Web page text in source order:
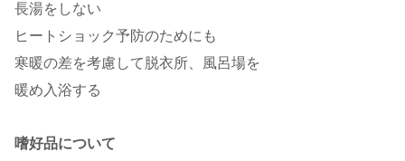
長湯をしない
ヒートショック予防のためにも
寒暖の差を考慮して脱衣所、風呂場を
暖め入浴する
嗜好品について